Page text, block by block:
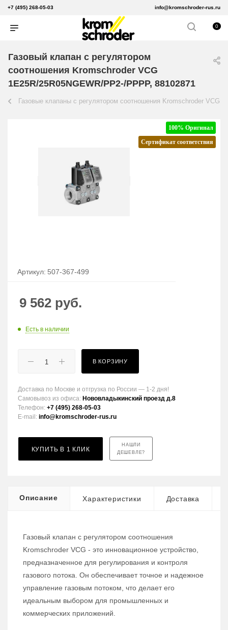
+7 (495) 268-05-03 info@kromschroder-rus.ru
0
Газовый клапан с регулятором
соотношения Kromschroder VCG
1E25R/25R05NGEWR/PP2-/PPPP, 88102871
Газовые клапаны с регулятором соотношения Kromschroder VCG
100% Оригинал
Сертификат соответствия
Артикул: 507-367-499
9 562 руб.
Есть в наличии
В КОРЗИНУ
Доставка по Москве и отгрузка по России — 1-2 дня!
Самовывоз из офиса: Нововладыкинский проезд д.8
Телефон: +7 (495) 268-05-03
E-mail: info@kromschroder-rus.ru
КУПИТЬ В 1 КЛИК
НАШЛИ
ДЕШЕВЛЕ?
Описание Характеристики Доставка
Газовый клапан с регулятором соотношения
Kromschroder VCG - это инновационное устройство,
предназначенное для регулирования и контроля
газового потока. Он обеспечивает точное и надежное
управление газовым потоком, что делает его
идеальным выбором для промышленных и
коммерческих приложений.